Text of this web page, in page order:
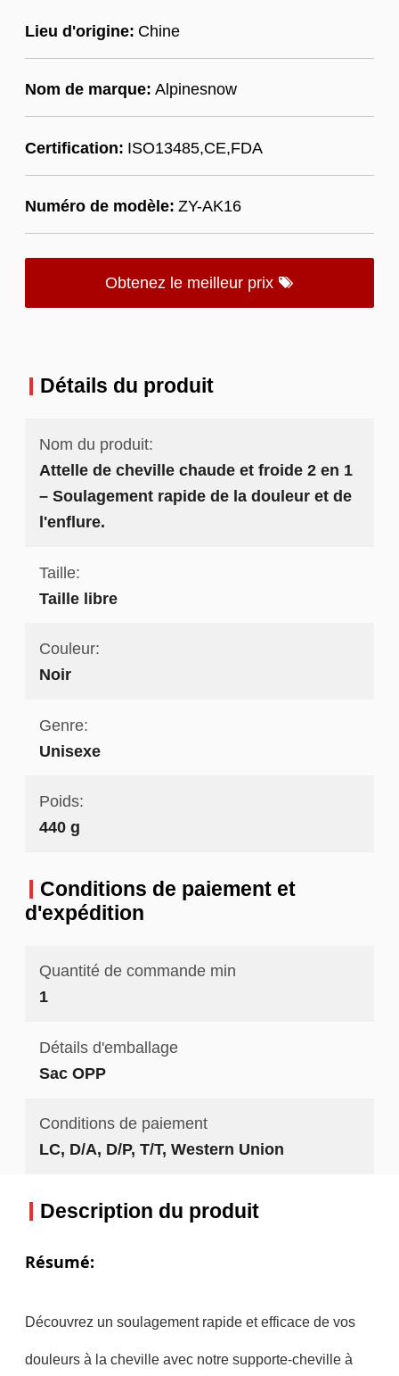
Lieu d'origine: Chine
Nom de marque: Alpinesnow
Certification: ISO13485,CE,FDA
Numéro de modèle: ZY-AK16
Obtenez le meilleur prix
Détails du produit
Nom du produit:
Attelle de cheville chaude et froide 2 en 1
– Soulagement rapide de la douleur et de
l'enflure.
Taille:
Taille libre
Couleur:
Noir
Genre:
Unisexe
Poids:
440 g
Conditions de paiement et
d'expédition
Quantité de commande min
1
Détails d'emballage
Sac OPP
Conditions de paiement
LC, D/A, D/P, T/T, Western Union
Description du produit
Résumé:
Découvrez un soulagement rapide et efficace de vos
douleurs à la cheville avec notre supporte-cheville à